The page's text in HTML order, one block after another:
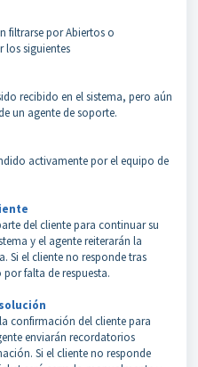
filtrarse por Abiertos o
los siguientes
recibido en el sistema, pero aún
un agente de soporte.
activamente por el equipo de
del cliente para continuar su
y el agente reiterarán la
Si el cliente no responde tras
falta de respuesta.
confirmación del cliente para
enviarán recordatorios
Si el cliente no responde